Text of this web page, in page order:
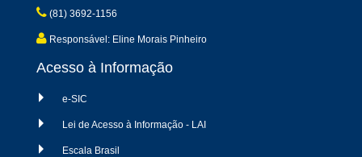
(81) 3692-1156
Responsável: Eline Morais Pinheiro
Acesso à Informação
e-SIC
Lei de Acesso à Informação - LAI
Escala Brasil